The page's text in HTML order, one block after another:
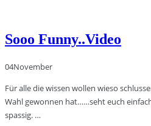
Sooo Funny..Video
04November
Für alle die wissen wollen wieso
Wahl gewonnen hat……seht euch
spassig. …